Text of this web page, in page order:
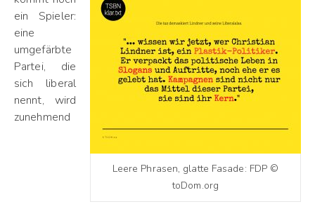
Leere Phrasen, glatte Fasade: FDP ©
toDom.org
ein Spieler:
eine
umgefärbte
Partei, die
sich liberal
nennt, wird
zunehmend